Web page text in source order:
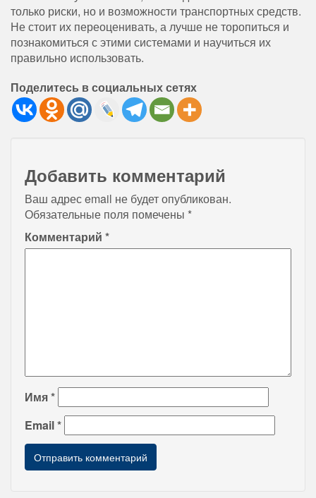
только риски, но и возможности транспортных средств.
Не стоит их переоценивать, а лучше не торопиться и
познакомиться с этими системами и научиться их
правильно использовать.
Поделитесь в социальных сетях
Добавить комментарий
Ваш адрес email не будет опубликован.
Обязательные поля помечены *
Комментарий *
Имя*
Email*